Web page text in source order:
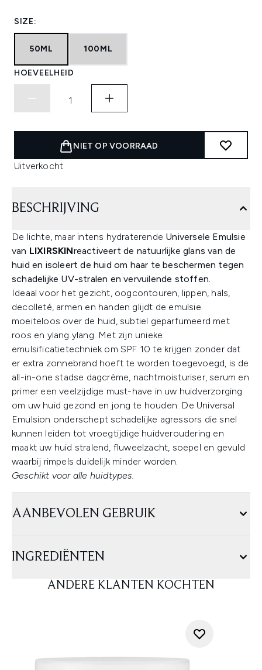
SIZE:
50ML 100ML
HOEVEELHEID
NIET OP VOORRAAD
Uitverkocht
BESCHRIJVING
De lichte, maar intens hydraterende Universele Emulsie
van LIXIRSKINreactiveert de natuurlijke glans van de
huid en isoleert de huid om haar te beschermen tegen
schadelijke UV-stralen en vervuilende stoffen.
Ideaal voor het gezicht, oogcontouren, lippen, hals,
decolleté, armen en handen glijdt de emulsie
moeiteloos over de huid, subtiel geparfumeerd met
roos en ylang ylang. Met zijn unieke
emulsificatietechniek om SPF 10 te krijgen zonder dat
er extra zonnebrand hoeft te worden toegevoegd, is de
all-in-one stadse dagcrème, nachtmoisturiser, serum en
primer een veelzijdige must-have in uw huidverzorging
om uw huid gezond en jong te houden. De Universal
Emulsion onderschept schadelijke agressors die snel
kunnen leiden tot vroegtijdige huidveroudering en
maakt uw huid stralend, fluweelzacht, soepel en gevuld
waarbij rimpels duidelijk minder worden.
Geschikt voor alle huidtypes.
AANBEVOLEN GEBRUIK
INGREDIËNTEN
ANDERE KLANTEN KOCHTEN